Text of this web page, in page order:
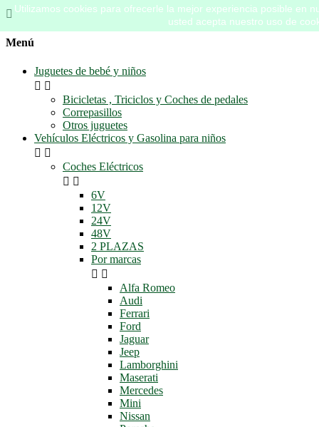
Utilizamos cookies para ofrecerle la mejor experiencia posible en
usted acepta nuestro uso de

Menú
Juguetes de bebé y niños
 
Bicicletas , Triciclos y Coches de pedales
Correpasillos
Otros juguetes
Vehículos Eléctricos y Gasolina para niños
 
Coches Eléctricos
 
6V
12V
24V
48V
2 PLAZAS
Por marcas
 
Alfa Romeo
Audi
Ferrari
Ford
Jaguar
Jeep
Lamborghini
Maserati
Mercedes
Mini
Nissan